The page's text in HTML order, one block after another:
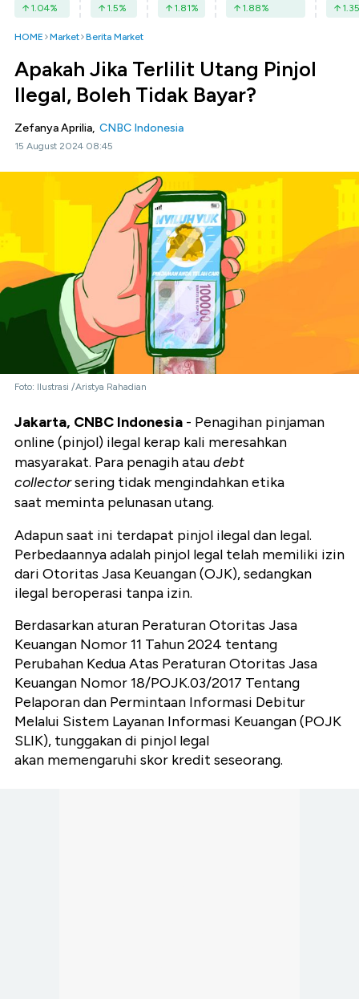
1.04% 1.5% 1.81% 1.88% 1.35
HOME Market Berita Market
Apakah Jika Terlilit Utang Pinjol
Ilegal, Boleh Tidak Bayar?
Zefanya Aprilia, CNBC Indonesia
15 August 2024 08:45
Foto: Ilustrasi /Aristya Rahadian
Jakarta, CNBC Indonesia - Penagihan pinjaman
online (pinjol) ilegal kerap kali meresahkan
masyarakat. Para penagih ataudebt
collectorsering tidak mengindahkan etika
saat meminta pelunasan utang.
Adapun saat ini terdapat pinjol ilegal dan legal.
Perbedaannya adalah pinjol legal telah memiliki izin
dari Otoritas Jasa Keuangan (OJK), sedangkan
ilegal beroperasi tanpa izin.
Berdasarkan aturan Peraturan Otoritas Jasa
Keuangan Nomor 11 Tahun 2024 tentang
Perubahan Kedua Atas Peraturan Otoritas Jasa
Keuangan Nomor 18/POJK.03/2017 Tentang
Pelaporan dan Permintaan Informasi Debitur
Melalui Sistem Layanan Informasi Keuangan (POJK
SLIK), tunggakan di pinjol legal
akan memengaruhi skor kredit seseorang.